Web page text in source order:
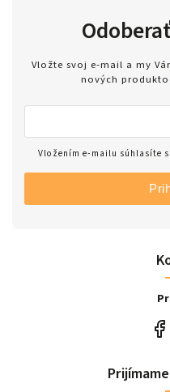
Vložte svoj e-mail a my
nových
Vložením e-mailu súhlasíte s